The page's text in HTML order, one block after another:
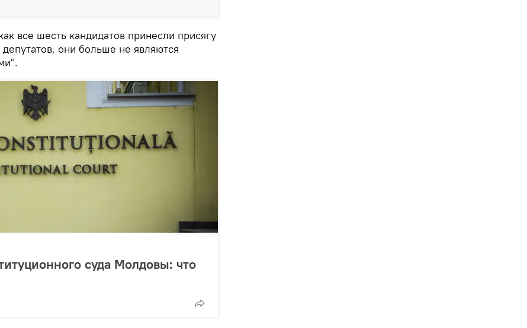
все шесть кандидатов принесли присягу
они больше не являются
суда Молдовы: что